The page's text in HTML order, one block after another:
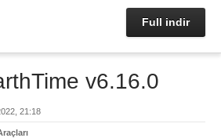
Full indir
v6.16.0
21:18